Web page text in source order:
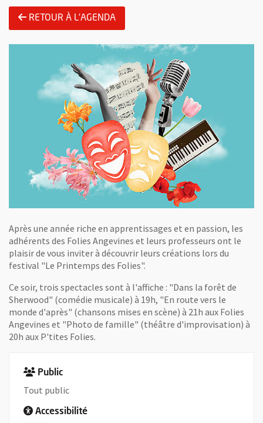
RETOUR À L'AGENDA
Après une année riche en apprentissages et en passion, les
adhérents des Folies Angevines et leurs professeurs ont le
plaisir de vous inviter à découvrir leurs créations lors du
festival "Le Printemps des Folies".
Ce soir, trois spectacles sont à l'affiche : "Dans la forêt de
Sherwood" (comédie musicale) à 19h, "En route vers le
monde d'après" (chansons mises en scène) à 21h aux Folies
Angevines et "Photo de famille" (théâtre d'improvisation) à
20h aux P'tites Folies.
Public
Tout public
Accessibilité